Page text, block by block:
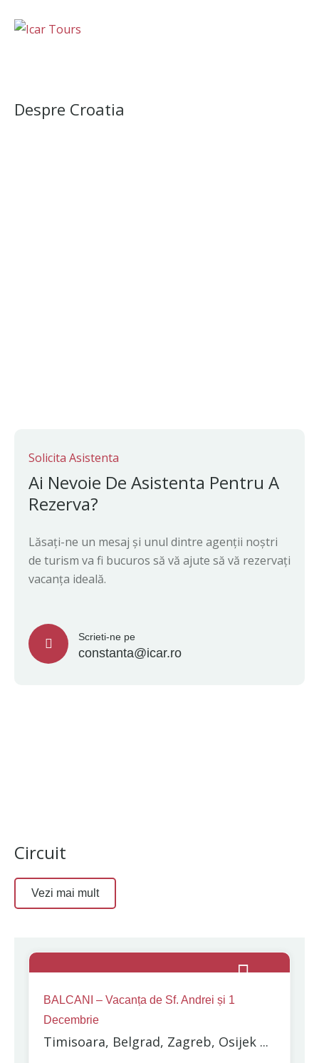
Despre Croatia
Solicita Asistenta
Ai Nevoie De Asistenta Pentru A
Rezerva?
Lăsați-ne un mesaj și unul dintre agenții noștri
de turism va fi bucuros să vă ajute să vă rezervați
vacanța ideală.
Scrieti-ne pe
constanta@icar.ro
Circuit
Vezi mai mult
BALCANI – Vacanța de Sf. Andrei și 1
Decembrie
Timisoara, Belgrad, Zagreb, Osijek ...